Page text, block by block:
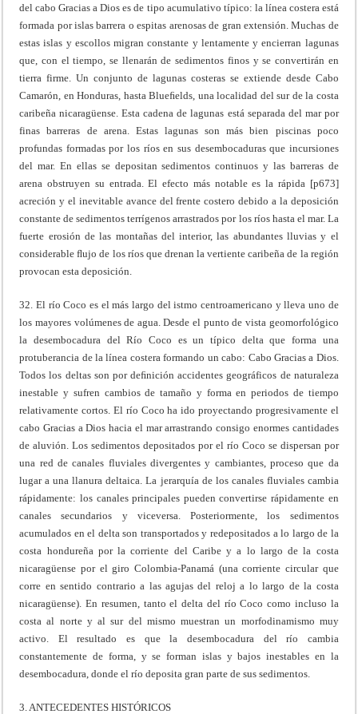
del cabo Gracias a Dios es de tipo acumulativo típico: la línea costera está
formada por islas barrera o espitas arenosas de gran extensión. Muchas de
estas islas y escollos migran constante y lentamente y encierran lagunas
que, con el tiempo, se llenarán de sedimentos finos y se convertirán en
tierra firme. Un conjunto de lagunas costeras se extiende desde Cabo
Camarón, en Honduras, hasta Blueﬁelds, una localidad del sur de la costa
caribeña nicaragüense. Esta cadena de lagunas está separada del mar por
finas barreras de arena. Estas lagunas son más bien piscinas poco
profundas formadas por los ríos en sus desembocaduras que incursiones
del mar. En ellas se depositan sedimentos continuos y las barreras de
arena obstruyen su entrada. El efecto más notable es la rápida [p673]
acreción y el inevitable avance del frente costero debido a la deposición
constante de sedimentos terrígenos arrastrados por los ríos hasta el mar. La
fuerte erosión de las montañas del interior, las abundantes lluvias y el
considerable ﬂujo de los ríos que drenan la vertiente caribeña de la región
provocan esta deposición.
32. El río Coco es el más largo del istmo centroamericano y lleva uno de
los mayores volúmenes de agua. Desde el punto de vista geomorfológico
la desembocadura del Río Coco es un típico delta que forma una
protuberancia de la línea costera formando un cabo: Cabo Gracias a Dios.
Todos los deltas son por deﬁnición accidentes geográficos de naturaleza
inestable y sufren cambios de tamaño y forma en periodos de tiempo
relativamente cortos. El río Coco ha ido proyectando progresivamente el
cabo Gracias a Dios hacia el mar arrastrando consigo enormes cantidades
de aluvión. Los sedimentos depositados por el río Coco se dispersan por
una red de canales fluviales divergentes y cambiantes, proceso que da
lugar a una llanura deltaica. La jerarquía de los canales fluviales cambia
rápidamente: los canales principales pueden convertirse rápidamente en
canales secundarios y viceversa. Posteriormente, los sedimentos
acumulados en el delta son transportados y redepositados a lo largo de la
costa hondureña por la corriente del Caribe y a lo largo de la costa
nicaragüense por el giro Colombia-Panamá (una corriente circular que
corre en sentido contrario a las agujas del reloj a lo largo de la costa
nicaragüense). En resumen, tanto el delta del río Coco como incluso la
costa al norte y al sur del mismo muestran un morfodinamismo muy
activo. El resultado es que la desembocadura del río cambia
constantemente de forma, y se forman islas y bajos inestables en la
desembocadura, donde el río deposita gran parte de sus sedimentos.
3. ANTECEDENTES HISTÓRICOS